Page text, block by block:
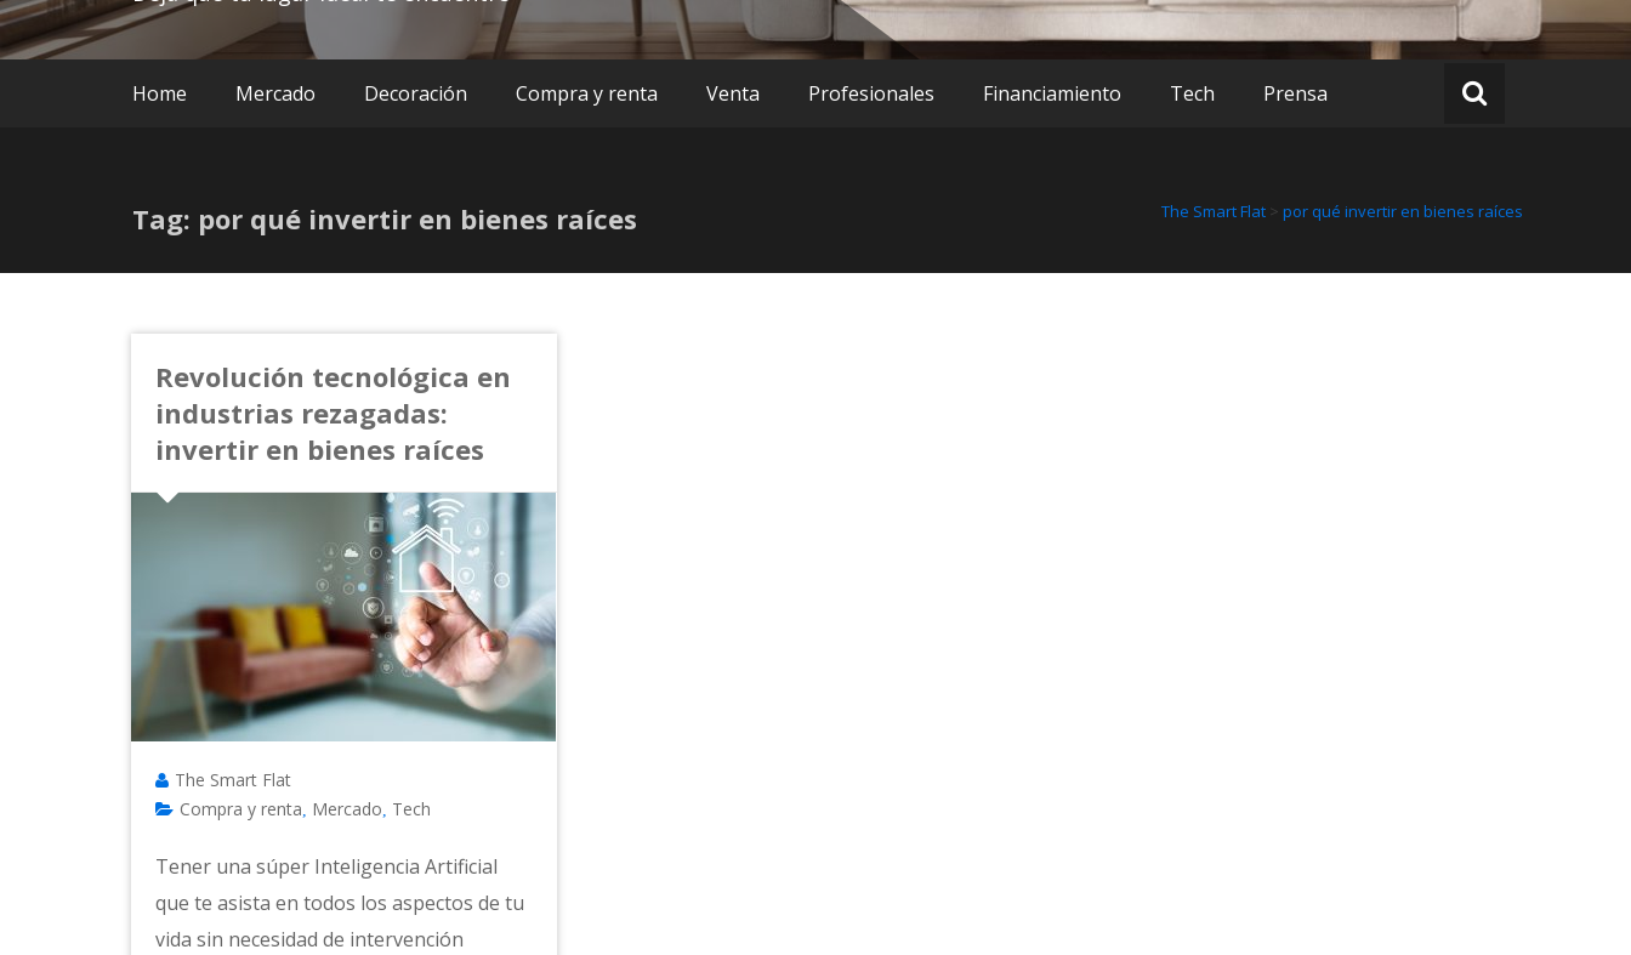
Home Mercado Decoración Compra y renta Venta Profesionales Financiamiento Tech Prensa
Tag: por qué invertir en bienes raíces The Smart Flat > por qué invertir en bienes raíces
Revolución tecnológica en
industrias rezagadas:
invertir en bienes raíces
The Smart Flat
Compra y renta Mercado Tech
Tener una súper Inteligencia Artificial
que te asista en todos los aspectos de tu
vida sin necesidad de intervención